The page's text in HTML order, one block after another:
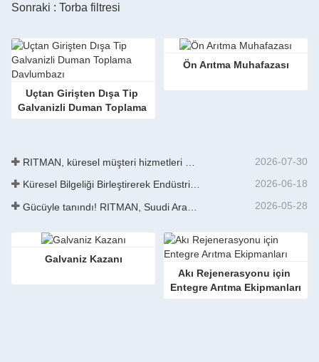
Sonraki : Torba filtresi
Uçtan Girişten Dışa Tip
Galvanizli Duman Toplama
Ön Arıtma Muhafazası
2026-07-30
Küresel Bilgeliği Birleştirerek Endüstriyel Dönüşümü Hızlandırmak | GalvInfo Çin Uluslararası Yüksek Kaliteli Sürekli Galvanizleme Teknolojisi Eğitimi Başarıyla Tamamlandı 2026-06-18
2026-05-28
Galvaniz Kazanı
Akı Rejenerasyonu için
Entegre Arıtma Ekipmanları